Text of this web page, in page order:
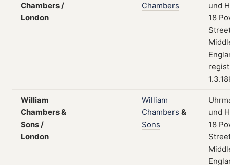
Chambers /
London
Chambers
und
18
William
Chambers &
Sons /
London
William
Chambers &
Sons
und
18